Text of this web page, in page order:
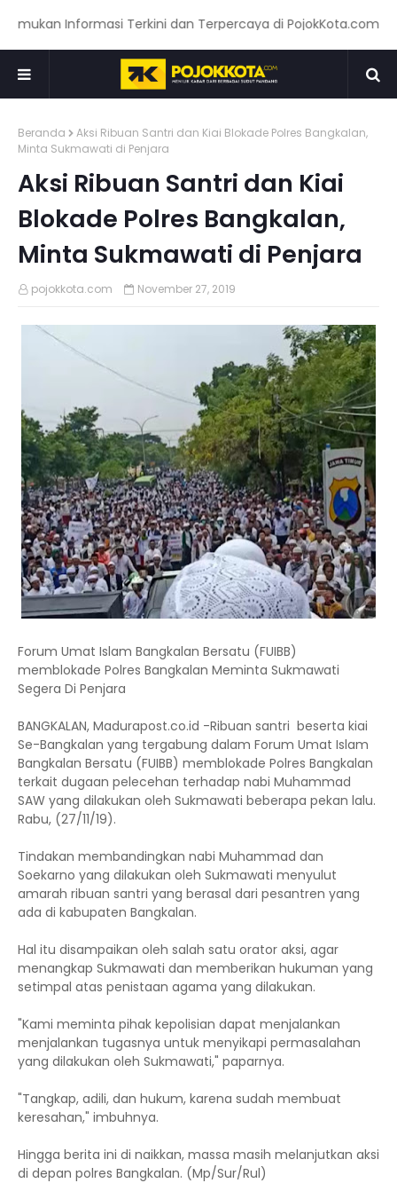
Informasi Terkini dan Terpercaya di PojokKota.com:
Beranda
Aksi Ribuan Santri dan Kiai Blokade Polres Bangkalan,
Minta Sukmawati di Penjara
Aksi Ribuan Santri dan Kiai
Blokade Polres Bangkalan,
Minta Sukmawati di Penjara
pojokkota.com November 27, 2019
Forum Umat Islam Bangkalan Bersatu (FUIBB)
memblokade Polres Bangkalan Meminta Sukmawati
Segera Di Penjara
BANGKALAN, Madurapost.co.id -Ribuan santri beserta kiai
Se-Bangkalan yang tergabung dalam Forum Umat Islam
Bangkalan Bersatu (FUIBB) memblokade Polres Bangkalan
terkait dugaan pelecehan terhadap nabi Muhammad
SAW yang dilakukan oleh Sukmawati beberapa pekan lalu.
Rabu, (27/11/19).
Tindakan membandingkan nabi Muhammad dan
Soekarno yang dilakukan oleh Sukmawati menyulut
amarah ribuan santri yang berasal dari pesantren yang
ada di kabupaten Bangkalan.
Hal itu disampaikan oleh salah satu orator aksi, agar
menangkap Sukmawati dan memberikan hukuman yang
setimpal atas penistaan agama yang dilakukan.
"Kami meminta pihak kepolisian dapat menjalankan
menjalankan tugasnya untuk menyikapi permasalahan
yang dilakukan oleh Sukmawati," paparnya.
"Tangkap, adili, dan hukum, karena sudah membuat
keresahan," imbuhnya.
Hingga berita ini di naikkan, massa masih melanjutkan aksi
di depan polres Bangkalan. (Mp/Sur/Rul)